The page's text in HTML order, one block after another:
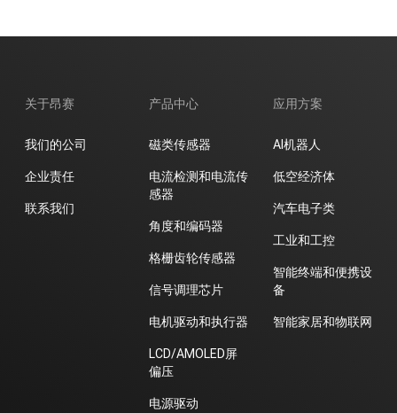
开关类
关于昂赛
我们的公司
企业责任
联系我们
产品中心
磁类传感器
电流检测和电流传
感器
角度和编码器
格栅齿轮传感器
信号调理芯片
电机驱动和执行器
LCD/AMOLED屏
偏压
电源驱动
应用方案
AI机器人
低空经济体
汽车电子类
工业和工控
智能终端和便携设
备
智能家居和物联网